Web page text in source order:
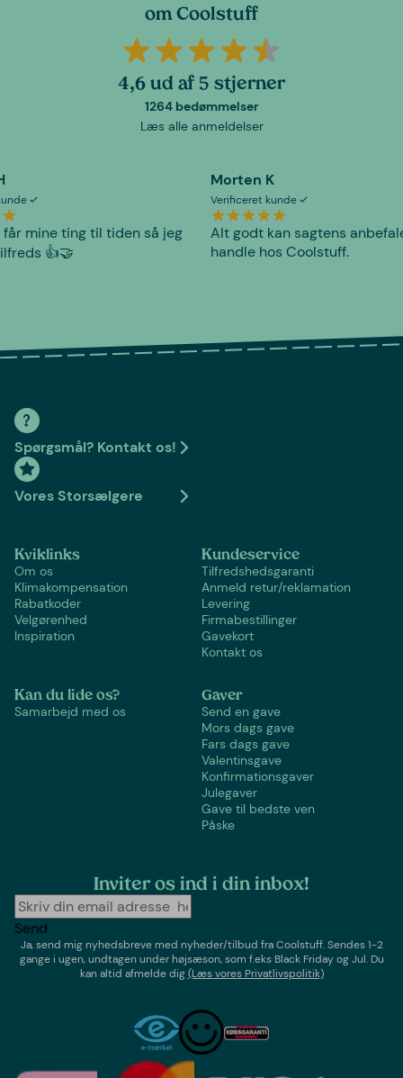
om Coolstuff
4,6 ud af 5 stjerner
1264 bedømmelser
Læs alle anmeldelser
får mine ting til tiden så jeg
👍🤝
Morten K
Verificeret kunde
Alt godt kan sagtens
handle hos Coolstuff.
Spørgsmål? Kontakt os!
Vores Storsælgere
Kviklinks
Om os
Klimakompensation
Rabatkoder
Velgørenhed
Inspiration
Kundeservice
Tilfredshedsgaranti
Anmeld retur/reklamation
Levering
Firmabestillinger
Gavekort
Kontakt os
Kan du lide os?
Samarbejd med os
Gaver
Send en gave
Mors dags gave
Fars dags gave
Valentinsgave
Konfirmationsgaver
Julegaver
Gave til bedste ven
Påske
Inviter os ind i din inbox!
Send
Ja, send mig nyhedsbreve med nyheder/tilbud fraCoolstuff. Sendes 1-2
gange i ugen,undtagen under højsæson, som f.eks Black Friday og Jul. Du
kan altid afmelde dig(Læs vores Privatlivspolitik)